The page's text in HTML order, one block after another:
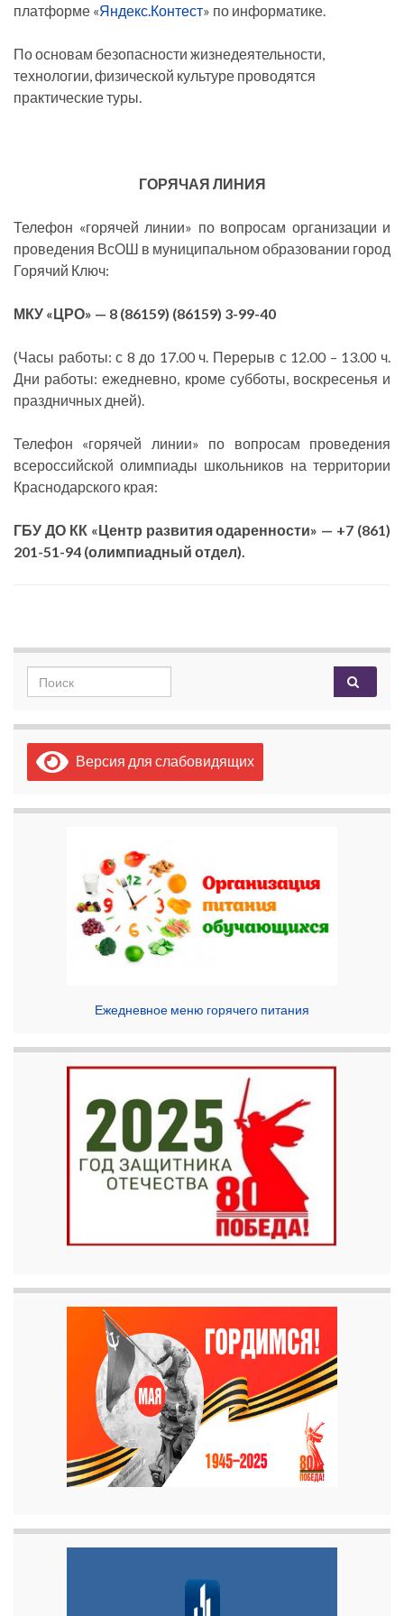
платформе «Яндекс.Контест» по информатике.
По основам безопасности жизнедеятельности,
технологии, физической культуре проводятся
практические туры.
ГОРЯЧАЯ ЛИНИЯ
Телефон «горячей линии» по вопросам организации и
проведения ВсОШ в муниципальном образовании город
Горячий Ключ:
МКУ «ЦРО» — 8 (86159) (86159) 3-99-40
(Часы работы: с 8 до 17.00 ч. Перерыв с 12.00 – 13.00 ч.
Дни работы: ежедневно, кроме субботы, воскресенья и
праздничных дней).
Телефон «горячей линии» по вопросам проведения
всероссийской олимпиады школьников на территории
Краснодарского края:
ГБУ ДО КК «Центр развития одаренности» — +7 (861)
201-51-94 (олимпиадный отдел).
Search for:
Версия для слабовидящих
Ежедневное меню горячего питания